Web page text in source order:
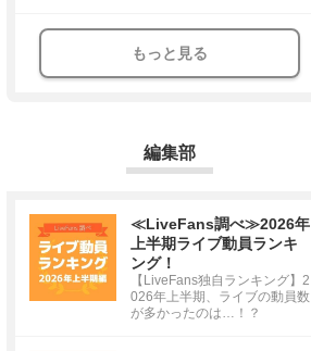
もっと見る
編集部
≪LiveFans調べ≫2026年
上半期ライブ動員ランキ
ング！
【LiveFans独自ランキング】2
026年上半期、ライブの動員数
が多かったのは…！？